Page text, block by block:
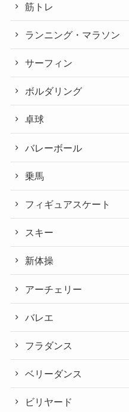
筋トレ
ランニング・マラソン
サーフィン
ボルダリング
卓球
バレーボール
乗馬
フィギュアスケート
スキー
新体操
アーチェリー
バレエ
フラダンス
ベリーダンス
ビリヤード